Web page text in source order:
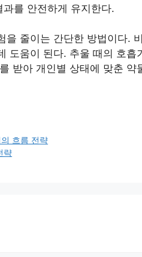
를 안전하게 유지한다.
줄이는 간단한 방법이다.
도움이 된다. 추울 때의 호흡
받아 개인별 상태에 맞춘 약
흐름 전략
략